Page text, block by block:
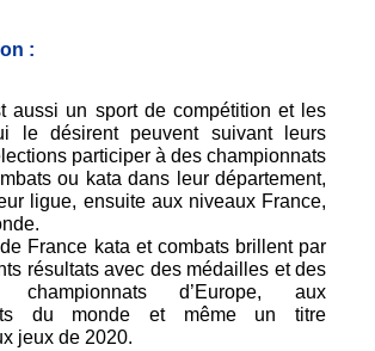
:
aussi un sport de compétition et les
le désirent peuvent suivant leurs
participer à des championnats
ou kata dans leur département,
ligue, ensuite aux niveaux France,
France kata et combats brillent par
résultats avec des médailles et des
d’Europe, aux
du monde et même un titre
jeux de 2020.